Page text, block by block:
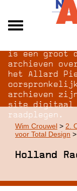
Over NAGO
Over WCI
Inloggen
is een groot
archieven
het Allard
archieven
site digitaal
raadplegen.
Wim Crouwel > 2.
voor Total Design >
Holland